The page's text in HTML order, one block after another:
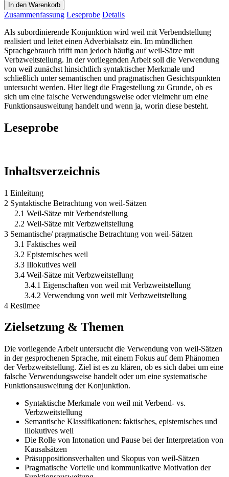
In den Warenkorb
Zusammenfassung Leseprobe Details
Als subordinierende Konjunktion wird weil mit Verbendstellung
realisiert und leitet einen Adverbialsatz ein. Im mündlichen
Sprachgebrauch trifft man jedoch häufig auf weil-Sätze mit
Verbzweitstellung. In der vorliegenden Arbeit soll die Verwendung
von weil zunächst hinsichtlich syntaktischer Merkmale und
schließlich unter semantischen und pragmatischen Gesichtspunkten
untersucht werden. Hier liegt die Fragestellung zu Grunde, ob es
sich um eine falsche Verwendungsweise oder vielmehr um eine
Funktionsausweitung handelt und wenn ja, worin diese besteht.
Leseprobe
Inhaltsverzeichnis
1 Einleitung
2 Syntaktische Betrachtung von weil-Sätzen
2.1 Weil-Sätze mit Verbendstellung
2.2 Weil-Sätze mit Verbzweitstellung
3 Semantische/ pragmatische Betrachtung von weil-Sätzen
3.1 Faktisches weil
3.2 Epistemisches weil
3.3 Illokutives weil
3.4 Weil-Sätze mit Verbzweitstellung
3.4.1 Eigenschaften von weil mit Verbzweitstellung
3.4.2 Verwendung von weil mit Verbzweitstellung
4 Resümee
Zielsetzung & Themen
Die vorliegende Arbeit untersucht die Verwendung von weil-Sätzen
in der gesprochenen Sprache, mit einem Fokus auf dem Phänomen
der Verbzweitstellung. Ziel ist es zu klären, ob es sich dabei um eine
falsche Verwendungsweise handelt oder um eine systematische
Funktionsausweitung der Konjunktion.
Syntaktische Merkmale von weil mit Verbend- vs.
Verbzweitstellung
Semantische Klassifikationen: faktisches, epistemisches und
illokutives weil
Die Rolle von Intonation und Pause bei der Interpretation von
Kausalsätzen
Präsuppositionsverhalten und Skopus von weil-Sätzen
Pragmatische Vorteile und kommunikative Motivation der